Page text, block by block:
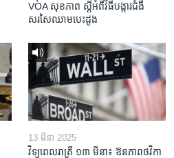
VOA សុខភាព ស្ដី​អំពី​វិធី​បង្ការ​ជំងឺ​
សរសៃ​ឈាម​បេះដូង
13 មីនា 2025
វិទ្យុពេលរាត្រី ១៣ មីនា៖ ឱនភាព​ថវិកា​